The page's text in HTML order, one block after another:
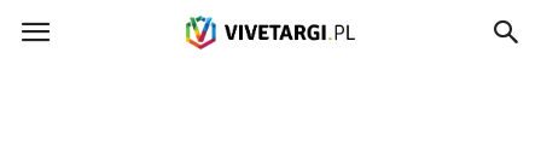
Vivetargi.pl